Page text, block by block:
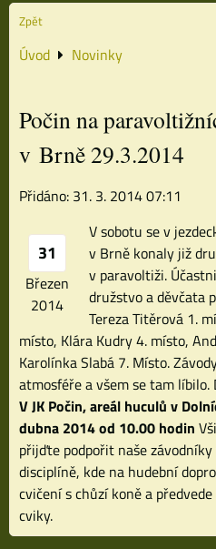
Zpět
Úvod
Novinky
Počin na
v Brně 29.3.2014
Přidáno: 31. 3. 2014 07:11
31
Březen
2014
V sobotu se v
v Brně konaly již
v paravoltiži.
družstvo a děvčata
Tereza Titěrová 1.
místo, Klára Kudry 4. místo,
Karolínka Slabá 7. Místo.
atmosféře a všem se tam líbilo.
V JK Počin, areál huculů v
dubna 2014 od 10.00 hodin
přijďte podpořit naše
disciplíně, kde na hudební
cvičení s chůzí koně a
cviky.